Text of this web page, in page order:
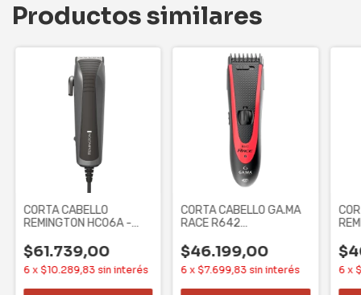
Productos similares
CORTA CABELLO
REMINGTON HC06A -
$61.739,00
6 x $10.289,83 sin interés
CORTA CABELLO GA.MA
RACE R642
$46.199,00
6 x $7.699,83 sin interés
12
6 x